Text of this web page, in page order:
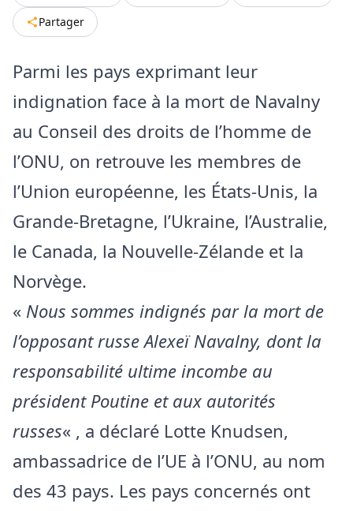
Partager
Parmi les pays exprimant leur
indignation face à la mort de Navalny
au Conseil des droits de l’homme de
l’ONU, on retrouve les membres de
l’Union européenne, les États-Unis, la
Grande-Bretagne, l’Ukraine, l’Australie,
le Canada, la Nouvelle-Zélande et la
Norvège.
« Nous sommes indignés par la mort de
l’opposant russe Alexeï Navalny, dont la
responsabilité ultime incombe au
président Poutine et aux autorités
russes« , a déclaré Lotte Knudsen,
ambassadrice de l’UE à l’ONU, au nom
des 43 pays. Les pays concernés ont